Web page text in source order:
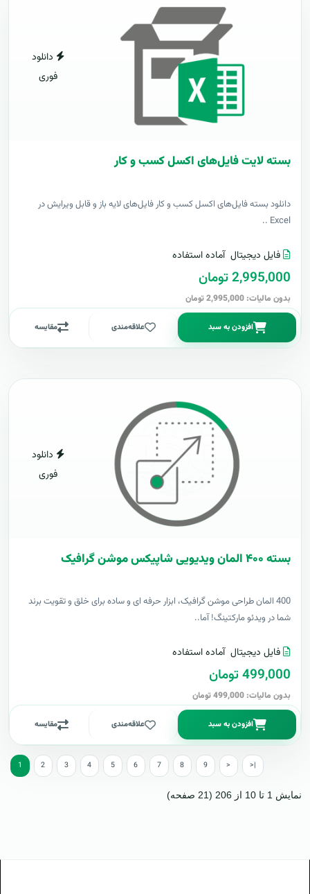
دانلود
فوری
بسته لایت فایل‌های اکسل کسب و کار
دانلود بسته فایل‌های اکسل کسب و کار فایل‌های لایه باز و قابل ویرایش در
Excel ..
فایل دیجیتال آماده استفاده
2,995,000 تومان
بدون مالیات: 2,995,000 تومان
افزودن به سبد علاقه‌مندی مقایسه
دانلود
فوری
بسته ۴۰۰ المان ویدیویی شاپیکس موشن گرافیک
400 المان طراحی موشن گرافیک، ابزار حرفه ای و ساده برای خلق و تقویت برند
شما در ویدئو مارکتینگ! آما..
فایل دیجیتال آماده استفاده
499,000 تومان
بدون مالیات: 499,000 تومان
افزودن به سبد علاقه‌مندی مقایسه
1 2 3 4 5 6 7 8 9 > >|
نمایش 1 تا 10 از 206 (21 صفحه)